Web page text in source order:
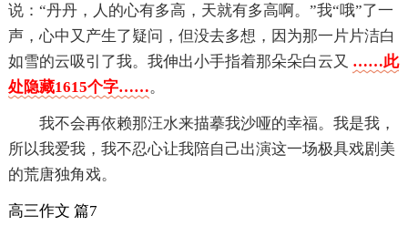
说：“丹丹，人的心有多高，天就有多高啊。”我“哦”了一
声，心中又产生了疑问，但没去多想，因为那一片片洁白
如雪的云吸引了我。我伸出小手指着那朵朵白云又 ……此
处隐藏1615个字……。
我不会再依赖那汪水来描摹我沙哑的幸福。我是我，
所以我爱我，我不忍心让我陪自己出演这一场极具戏剧美
的荒唐独角戏。
高三作文 篇7